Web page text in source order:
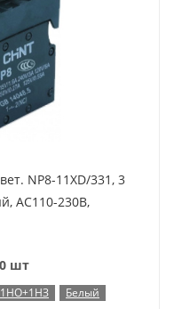
NP8-11XD/331, 3
AC110-230В,
0 шт
1НО+1НЗ
Белый